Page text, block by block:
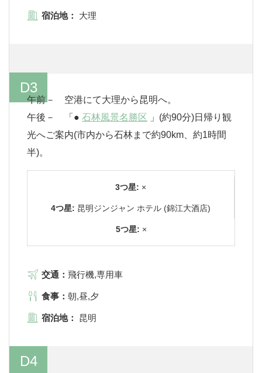
宿泊地： 大理
D3
午前－ 空港にて大理から昆明へ。
午後－ 「● 石林風景名勝区 」(約90分)日帰り観
光へご案内(市内から石林まで約90km、約1時間
半)。
3つ星: ×
4つ星: 昆明ジンジャン ホテル (錦江大酒店)
5つ星: ×
交通： 飛行機,専用車
食事： 朝,昼,夕
宿泊地： 昆明
D4